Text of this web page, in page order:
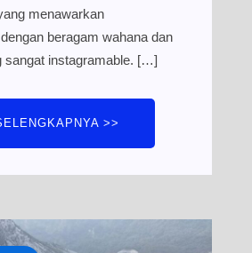
menawarkan
beragam wahana dan
sangat instagramable. […]
>>